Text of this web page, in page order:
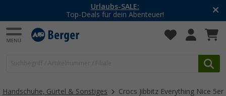
Urlaubs-SALE:
Top-Deals für dein Abenteuer!
Handschuhe, Gürtel & Sonstiges
Crocs Jibbitz Everything Nice 5er